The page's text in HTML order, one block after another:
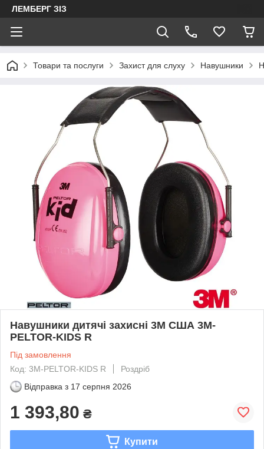
ЛЕМБЕРГ ЗІЗ
Товари та послуги Захист для слуху Навушники
Навушники дитячі захисні 3M США 3M-
PELTOR-KIDS R
Під замовлення
Код: 3M-PELTOR-KIDS R
Роздріб
Відправка з 17 серпня 2026
1 393,80 ₴
Купити